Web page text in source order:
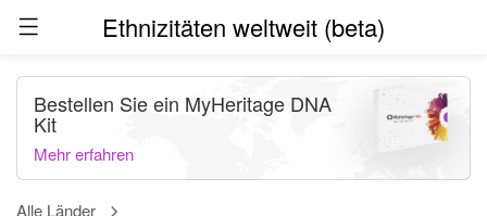
Ethnizitäten weltweit (beta)
Alle Länder
Bestellen Sie ein MyHeritage DNA
Kit
Mehr erfahren